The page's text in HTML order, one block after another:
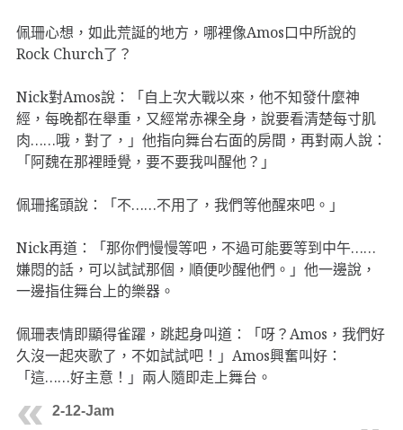
佩珊心想，如此荒誕的地方，哪裡像Amos口中所說的
Rock Church了？
Nick對Amos說：「自上次大戰以來，他不知發什麼神
經，每晚都在舉重，又經常赤裸全身，說要看清楚每寸肌
肉……哦，對了，」他指向舞台右面的房間，再對兩人說：
「阿魏在那裡睡覺，要不要我叫醒他？」
佩珊搖頭說：「不……不用了，我們等他醒來吧。」
Nick再道：「那你們慢慢等吧，不過可能要等到中午……
嫌悶的話，可以試試那個，順便吵醒他們。」他一邊說，
一邊指住舞台上的樂器。
佩珊表情即顯得雀躍，跳起身叫道：「呀？Amos，我們好
久沒一起夾歌了，不如試試吧！」Amos興奮叫好：
「這……好主意！」兩人隨即走上舞台。
2-12-Jam